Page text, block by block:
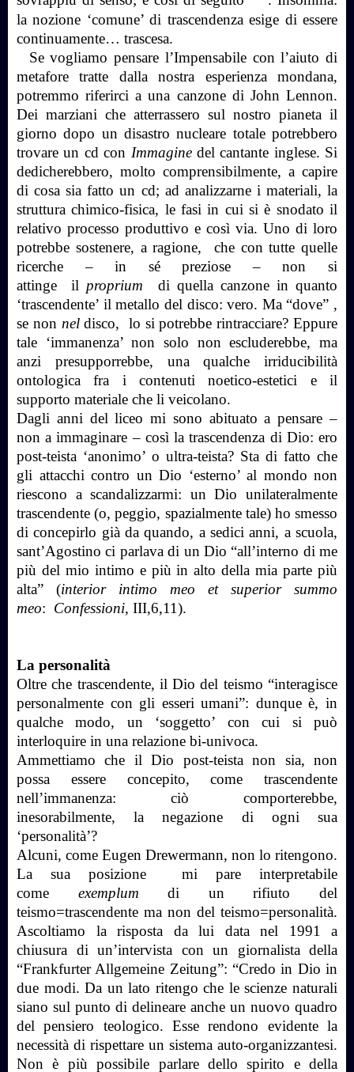
la nozione ‘comune’ di trascendenza esige di essere
continuamente… trascesa.
Se vogliamo pensare l’Impensabile con l’aiuto di
metafore tratte dalla nostra esperienza mondana,
potremmo riferirci a una canzone di John Lennon.
Dei marziani che atterrassero sul nostro pianeta il
giorno dopo un disastro nucleare totale potrebbero
trovare un cd con Immaginedel cantante inglese. Si
dedicherebbero, molto comprensibilmente, a capire
di cosa sia fatto un cd; ad analizzarne i materiali, la
struttura chimico-fisica, le fasi in cui si è snodato il
relativo processo produttivo e così via. Uno di loro
potrebbe sostenere, a ragione, che con tutte quelle
ricerche – in sé preziose – non si
attinge il proprium di quella canzone in quanto
‘trascendente’ il metallo del disco: vero. Ma “dove” ,
se non neldisco, lo si potrebbe rintracciare? Eppure
tale ‘immanenza’ non solo non escluderebbe, ma
anzi presupporrebbe, una qualche irriducibilità
ontologica fra i contenuti noetico-estetici e il
supporto materiale che li veicolano.
Dagli anni del liceo mi sono abituato a pensare –
non a immaginare – così la trascendenza di Dio: ero
post-teista ‘anonimo’ o ultra-teista? Sta di fatto che
gli attacchi contro un Dio ‘esterno’ al mondo non
riescono a scandalizzarmi: un Dio unilateralmente
trascendente (o, peggio, spazialmente tale) ho smesso
di concepirlo già da quando, a sedici anni, a scuola,
sant’Agostino ci parlava di un Dio “all’interno di me
più del mio intimo e più in alto della mia parte più
alta” (interior intimo meo et superior summo
meo: Confessioni, III,6,11).
La personalità
Oltre che trascendente, il Dio del teismo “interagisce
personalmente con gli esseri umani”: dunque è, in
qualche modo, un ‘soggetto’ con cui si può
interloquire in una relazione bi-univoca.
Ammettiamo che il Dio post-teista non sia, non
possa essere concepito, come trascendente
nell’immanenza: ciò comporterebbe,
inesorabilmente, la negazione di ogni sua
‘personalità’?
Alcuni, come Eugen Drewermann, non lo ritengono.
La sua posizione mi pare interpretabile
come exemplum di un rifiuto del
teismo=trascendente ma non del teismo=personalità.
Ascoltiamo la risposta da lui data nel 1991 a
chiusura di un’intervista con un giornalista della
“Frankfurter Allgemeine Zeitung”: “Credo in Dio in
due modi. Da un lato ritengo che le scienze naturali
siano sul punto di delineare anche un nuovo quadro
del pensiero teologico. Esse rendono evidente la
necessità di rispettare un sistema auto-organizzantesi.
Non è più possibile parlare dello spirito e della